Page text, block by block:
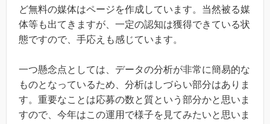
ど無料の媒体はページを作成しています。当然被る媒
体等も出てきますが、一定の認知は獲得できている状
態ですので、手応えも感じています。
一つ懸念点としては、データの分析が非常に簡易的な
ものとなっているため、分析はしづらい部分はありま
す。重要なことは応募の数と質という部分かと思いま
すので、今年はこの運用で様子を見てみたいと思いま